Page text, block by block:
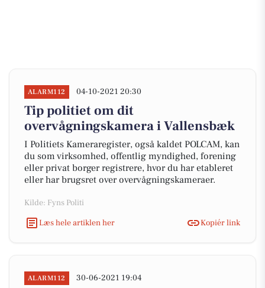
ALARM112 04-10-2021 20:30
Tip politiet om dit
overvågningskamera i Vallensbæk
I Politiets Kameraregister, også kaldet POLCAM, kan
du som virksomhed, offentlig myndighed, forening
eller privat borger registrere, hvor du har etableret
eller har brugsret over overvågningskameraer.
Kilde: Fyns Politi
Læs hele artiklen her
Kopiér link
ALARM112 30-06-2021 19:04